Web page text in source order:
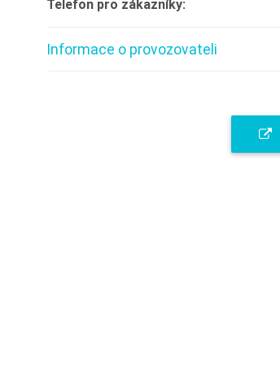
Telefon pro zákazníky:
Informace o provozovateli